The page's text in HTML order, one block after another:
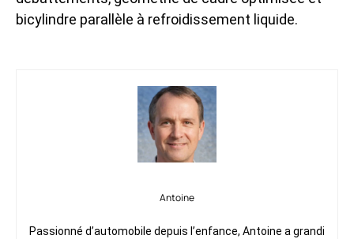
bicylindre parallèle à refroidissement liquide.
Antoine
Passionné d’automobile depuis l’enfance, Antoine a grandi